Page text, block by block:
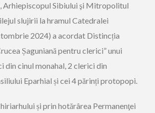
Arhiepiscopul Sibiului şi Mitropolitul
slujirii la hramul Catedralei
2024) a acordat Distincția
Șaguniană pentru clerici” unui
din cinul monahal, 2 clerici din
Eparhial și cei 4 părinți protopopi.
și prin hotărârea Permanenţei